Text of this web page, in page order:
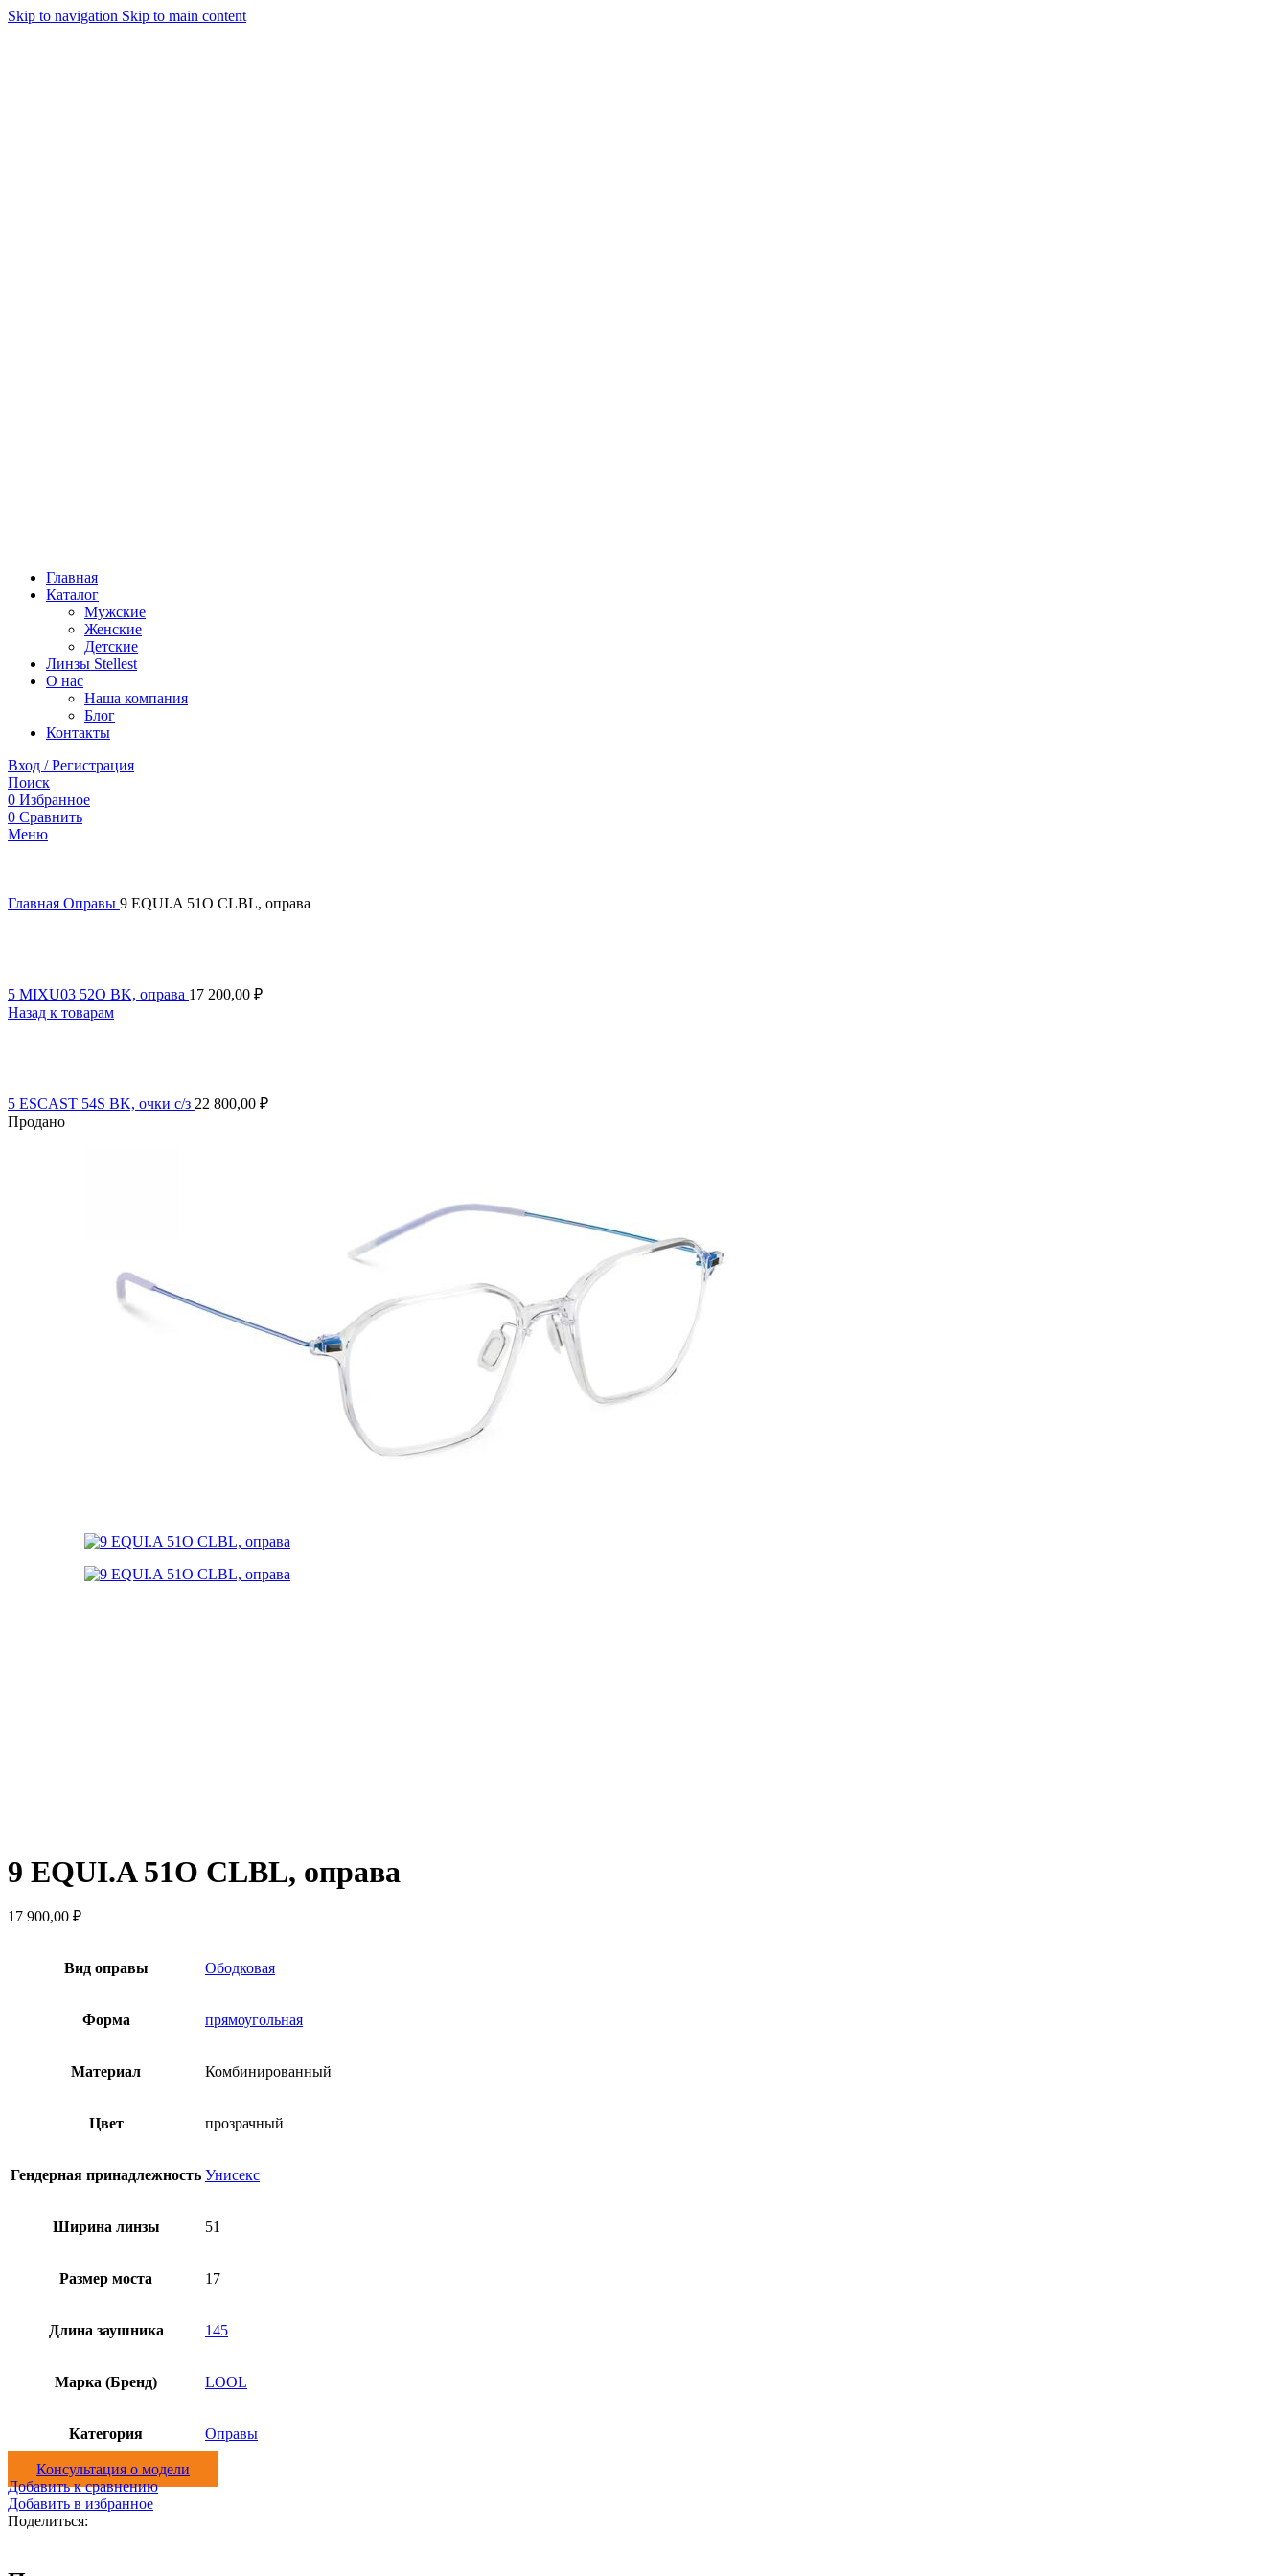
Skip to navigation Skip to main content
Главная
Каталог
Мужские
Женские
Детские
Линзы Stellest
О нас
Наша компания
Блог
Контакты
Вход / Регистрация
Поиск
0 Избранное
0 Сравнить
Меню
Главная Оправы 9 EQUI.A 51O CLBL, оправа
5 MIXU03 52O BK, оправа 17 200,00 ₽
Назад к товарам
5 ESCAST 54S BK, очки с/з 22 800,00 ₽
Продано
9 EQUI.A 51O CLBL, оправа
17 900,00 ₽
Вид оправы Ободковая
Форма прямоугольная
Материал Комбинированный
Цвет прозрачный
Гендерная принадлежность Унисекс
Ширина линзы 51
Размер моста 17
Длина заушника 145
Марка (Бренд) LOOL
Категория Оправы
Консультация о модели
Добавить к сравнению
Добавить в избранное
Поделиться: